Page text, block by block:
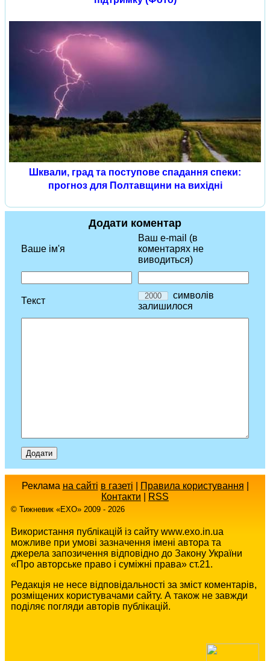
Шквали, град та поступове спадання спеки:
прогноз для Полтавщини на вихідні
Додати коментар
Ваше ім'я
Ваш e-mail (в
коментарях не
виводиться)
Текст
символів
залишилося
Реклама на сайті в газеті Правила користування
Контакти
RSS
© Тижневик «EХO» 2009 - 2026
Використання публікацій із сайту www.exo.in.ua
можливе при умові зазначення імені автора та
джерела запозичення відповідно до Закону України
«Про авторське право і суміжні права» ст.21.
Редакція не несе відповідальності за зміст коментарів,
розміщених користувачами сайту. А також не завжди
поділяє погляди авторів публікацій.